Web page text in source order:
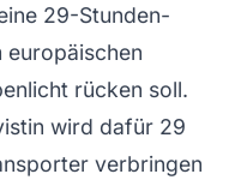
29-Stunden-
europäischen
rücken soll.
wird dafür 29
verbringen